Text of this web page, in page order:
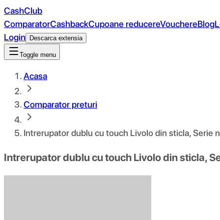
CashClub
ComparatorCashbackCupoane reducereVouchereBlog
Login
Descarca extensia
Toggle menu
Acasa
Comparator preturi
Intrerupator dublu cu touch Livolo din sticla, Serie
Intrerupator dublu cu touch Livolo din sticla,